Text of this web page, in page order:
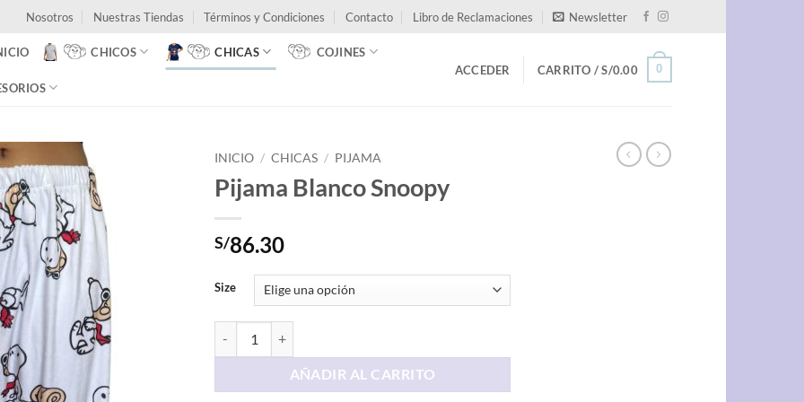
Nosotros Nuestras Tiendas Términos y Condiciones Contacto Libro de Reclamaciones Newsletter
CHICOS CHICAS COJINES
ACCEDER CARRITO /S/0.00 0
INICIO / CHICAS / PIJAMA
Pijama Blanco Snoopy
S/86.30
Size
AÑADIR AL CARRITO